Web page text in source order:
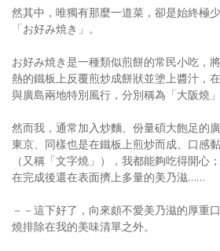
媒體報導一覽
訂閱電子報
然其中，唯獨有那麼一道菜，卻是始終極
「お好み焼き」。
お好み焼き是一種類似煎餅的常民小吃，
熱的鐵板上反覆煎炒成餅狀並塗上醬汁，
與廣島兩地特別風行，分別稱為「大阪燒」
然而我，通常加入炒麵、份量碩大飽足的
東京、同樣也是在鐵板上煎炒而成、口感
（又稱「文字燒」），我都能夠吃得開心
在完成後還在表面擠上多量的美乃滋……
－－這下好了，向來頗不愛美乃滋的厚重
燒排除在我的美味清單之外。